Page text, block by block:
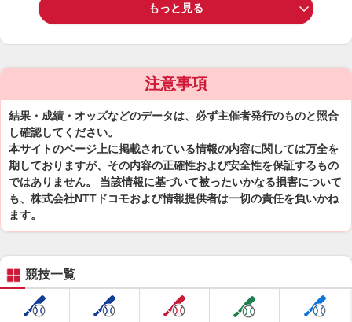
もっと見る
注意事項
結果・成績・オッズなどのデータは、必ず主催者発行のものと照合
し確認してください。
本サイトのページ上に掲載されている情報の内容に関しては万全を
期しておりますが、その内容の正確性および安全性を保証するもの
ではありません。 当該情報に基づいて被ったいかなる損害について
も、株式会社NTTドコモおよび情報提供者は一切の責任を負いかね
ます。
競技一覧